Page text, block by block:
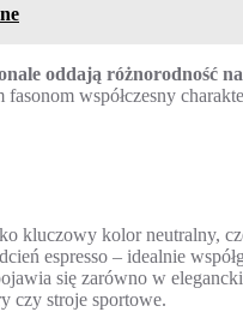
oddają różnorodność
współczesny
kluczowy kolor neutralny,
espresso – idealnie
się zarówno w
czy stroje sportowe.